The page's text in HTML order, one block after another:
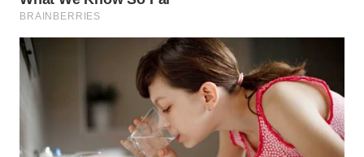
SAMOSIR
PADANG
SUMEDANG